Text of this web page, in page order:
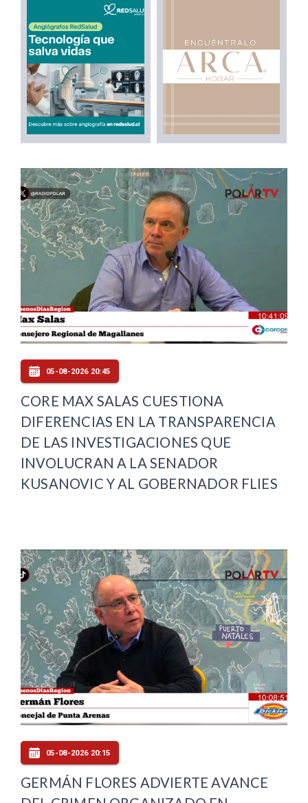
05-08-2026 20:45
CORE MAX SALAS CUESTIONA
DIFERENCIAS EN LA TRANSPARENCIA
DE LAS INVESTIGACIONES QUE
INVOLUCRAN A LA SENADOR
KUSANOVIC Y AL GOBERNADOR FLIES
05-08-2026 20:15
GERMÁN FLORES ADVIERTE AVANCE